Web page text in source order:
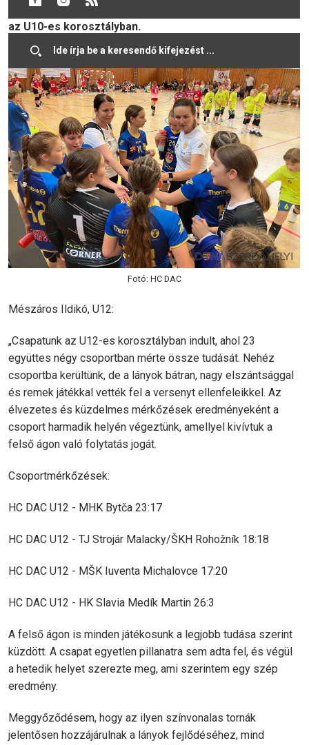
összesen 96 fiú- és lánycsapat vett részt az U12-es és
az U10-es korosztályban.
Fotó: HC DAC
Mészáros Ildikó, U12:
„Csapatunk az U12-es korosztályban indult, ahol 23
együttes négy csoportban mérte össze tudását. Nehéz
csoportba kerültünk, de a lányok bátran, nagy elszántsággal
és remek játékkal vették fel a versenyt ellenfeleikkel. Az
élvezetes és küzdelmes mérkőzések eredményeként a
csoport harmadik helyén végeztünk, amellyel kivívtuk a
felső ágon való folytatás jogát.
Csoportmérkőzések:
HC DAC U12 - MHK Bytča 23:17
HC DAC U12 - TJ Strojár Malacky/ŠKH Rohožník 18:18
HC DAC U12 - MŠK Iuventa Michalovce 17:20
HC DAC U12 - HK Slavia Medík Martin 26:3
A felső ágon is minden játékosunk a legjobb tudása szerint
küzdött. A csapat egyetlen pillanatra sem adta fel, és végül
a hetedik helyet szerezte meg, ami szerintem egy szép
eredmény.
Meggyőződésem, hogy az ilyen színvonalas tornák
jelentősen hozzájárulnak a lányok fejlődéséhez, mind